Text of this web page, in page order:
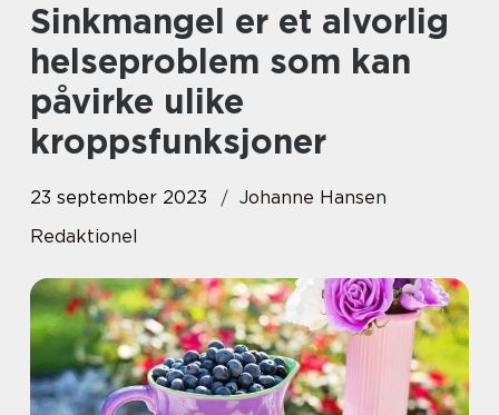
Sinkmangel er et alvorlig
helseproblem som kan
påvirke ulike
kroppsfunksjoner
23 september 2023
Johanne Hansen
Redaktionel